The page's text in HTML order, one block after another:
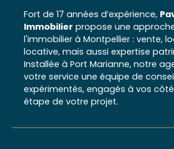
Fort de 17 années d’expérience,
Immobilier propose une
l'immobilier à Montpellier : vente,
locative, mais aussi expertise
Installée à Port Marianne, notre
votre service une équipe de
expérimentés, engagés à vos
étape de votre projet.